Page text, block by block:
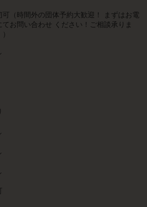
可（時間外の団体予約大歓迎！ まずはお電
てお問い合わせ ください！ご相談承りま